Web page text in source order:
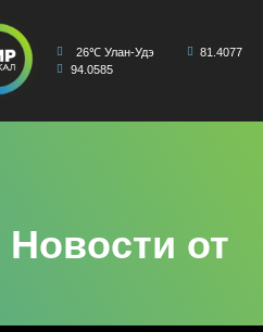
26℃ Улан-Удэ
81.4077
94.0585
от